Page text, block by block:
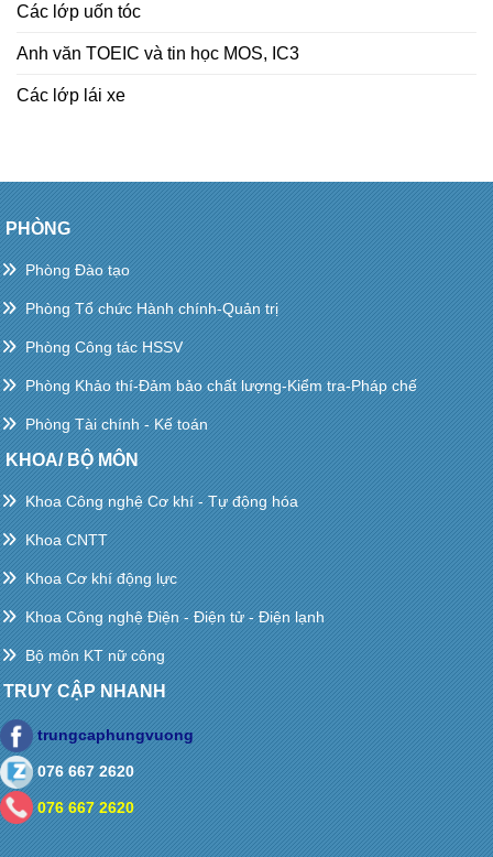
Các lớp uốn tóc
Anh văn TOEIC và tin học MOS, IC3
Các lớp lái xe
PHÒNG
Phòng Đào tạo
Phòng Tổ chức Hành chính-Quản trị
Phòng Công tác HSSV
Phòng Khảo thí-Đảm bảo chất lượng-Kiểm tra-Pháp chế
Phòng Tài chính - Kế toán
KHOA/ BỘ MÔN
Khoa Công nghệ Cơ khí - Tự động hóa
Khoa CNTT
Khoa Cơ khí động lực
Khoa Công nghệ Điện - Điện tử - Điện lạnh
Bộ môn KT nữ công
TRUY CẬP NHANH
trungcaphungvuong
076 667 2620
076 667 2620